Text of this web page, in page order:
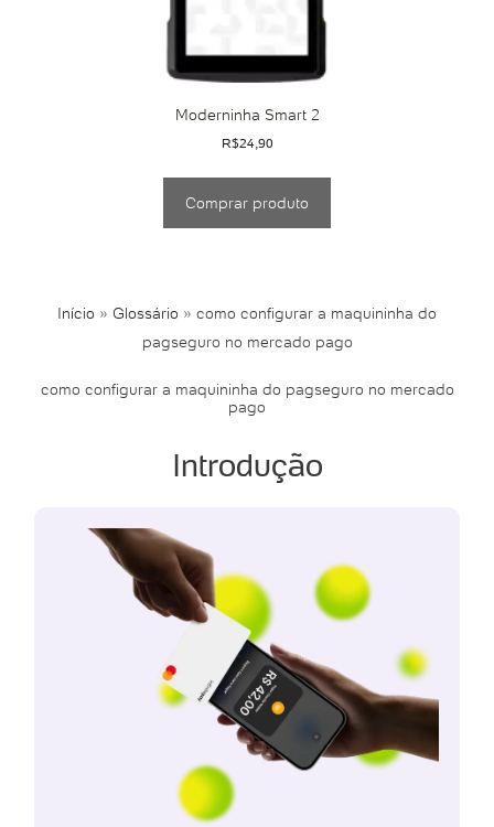
Moderninha Smart 2
R$24,90
Comprar produto
Início » Glossário » como configurar a maquininha do
pagseguro no mercado pago
como configurar a maquininha do pagseguro no mercado
pago
Introdução